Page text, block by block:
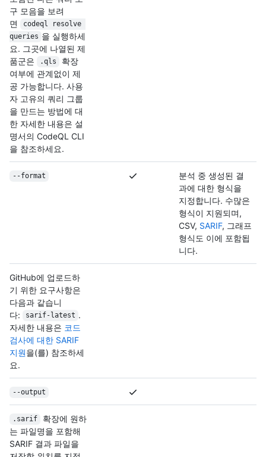
구 모음을 보려
면
codeql resolve
queries 을 실행하세
요. 그곳에 나열된 제
품군은
.qls
확장
여부에 관계없이 제
공 가능합니다. 사용
자 고유의 쿼리 그룹
을 만드는 방법에 대
한 자세한 내용은 설
명서의 CodeQL CLI
을 참조하세요.
--format
분석 중 생성된 결
과에 대한 형식을
지정합니다. 수많은
형식이 지원되며,
CSV, SARIF, 그래프
형식도 이에 포함됩
니다.
GitHub에 업로드하
기 위한 요구사항은
다음과 같습니
다:
sarif-latest .
자세한 내용은 코드
검사에 대한 SARIF
지원을(를) 참조하세
요.
--output
.sarif
확장에 원하
는 파일명을 포함해
SARIF 결과 파일을